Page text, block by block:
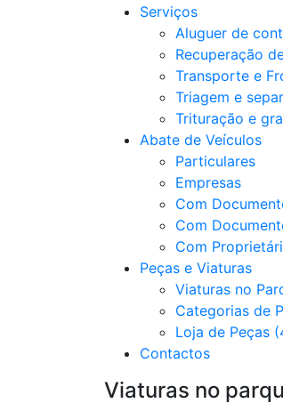
Serviços
Aluguer de
Recuperação
Transporte e
Triagem e
Trituração e
Abate de Veículos
Particulares
Empresas
Com
Com
Com
Peças e Viaturas
Viaturas no
Categorias de
Loja de Peças
Contactos
Viaturas no